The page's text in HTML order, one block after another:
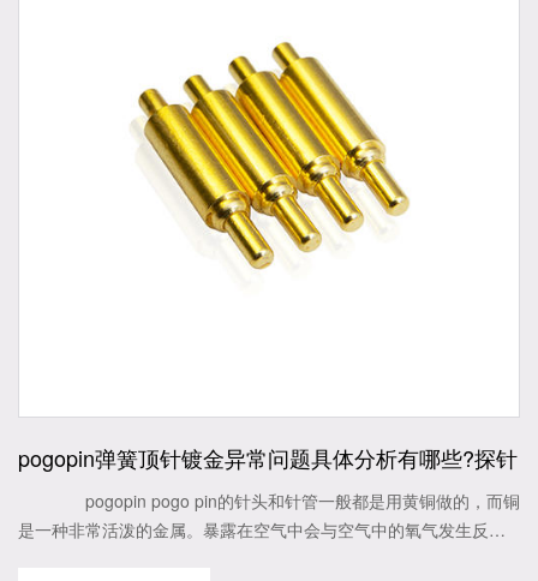
pogopin弹簧顶针镀金异常问题具体分析有哪些?探针
pogopin pogo pin的针头和针管一般都是用黄铜做的，而铜
是一种非常活泼的金属。暴露在空气中会与空气中的氧气发生反